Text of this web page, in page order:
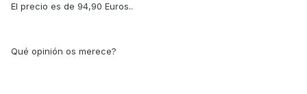
El precio es de 94,90 Euros..
Qué opinión os merece?